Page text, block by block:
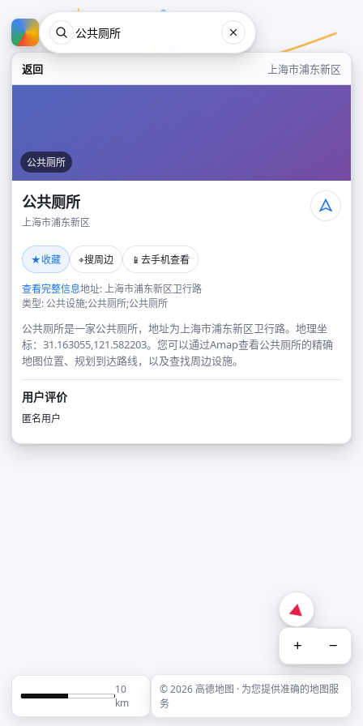
返回 上海市浦东新区
公共厕所
公共厕所
上海市浦东新区
★收藏 ⌖搜周边 📱 去手机查看
查看完整信息地址: 上海市浦东新区卫行路
类型: 公共设施;公共厕所;公共厕所
公共厕所是一家公共厕所，地址为上海市浦东新区卫行路。地理坐
标：31.163055,121.582203。您可以通过Amap查看公共厕所的精确
地图位置、规划到达路线，以及查找周边设施。
用户评价
匿名用户
+ −
10
km
© 2026 高德地图 · 为您提供准确的地图服
务